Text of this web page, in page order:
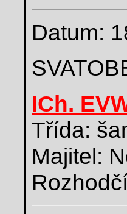
Datum:
ICh.
Třída:
Majitel: